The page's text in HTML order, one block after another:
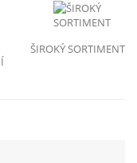
ŠIROKÝ SORTIMENT